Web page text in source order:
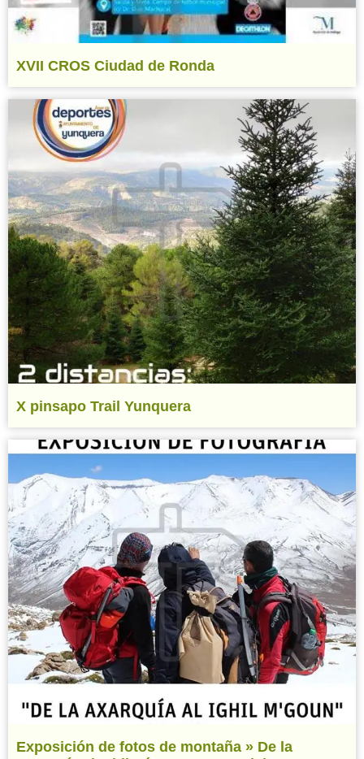
XVII CROS Ciudad de Ronda
X pinsapo Trail Yunquera
Exposición de fotos de montaña » De la